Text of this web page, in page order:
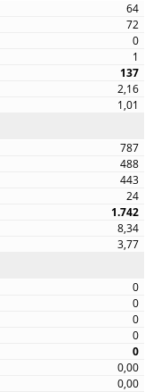
64
72
0
1
137
2,16
1,01
787
488
443
24
1.742
8,34
3,77
0
0
0
0
0
0,00
0,00